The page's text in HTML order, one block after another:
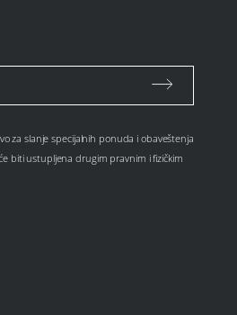
za slanje specijalnih ponuda i obaveštenja
biti ustupljena drugim pravnim i fizičkim